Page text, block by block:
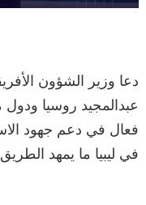
دعا وزير الشؤون
عبدالمجيد روسيا ودول
فعال في دعم جهود
في ليبيا ما يمهد